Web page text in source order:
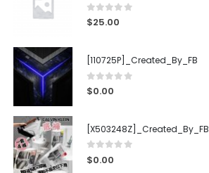
0out of 5
$25.00
[110725P]_Created_By_FB
0out of 5
$0.00
[X503248Z]_Created_By_FB
0 out of 5
$0.00